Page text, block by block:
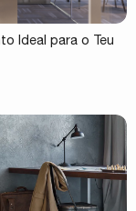
Ideal para o Teu